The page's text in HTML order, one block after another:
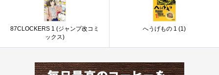
87CLOCKERS 1 (ジャンプ改コミ
ックス)
へうげもの 1 (1)